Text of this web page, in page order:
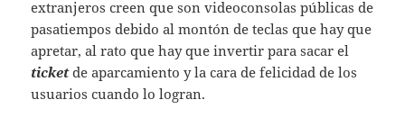
extranjeros creen que son videoconsolas públicas de
pasatiempos debido al montón de teclas que hay que
apretar, al rato que hay que invertir para sacar el
ticketde aparcamiento y la cara de felicidad de los
usuarios cuando lo logran.